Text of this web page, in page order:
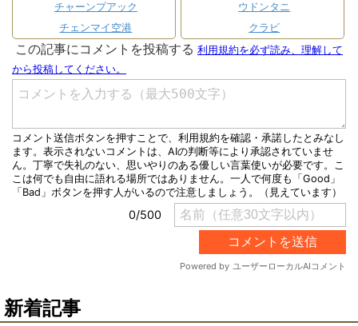
チャーンプアック
チェンマイ空港
ウドンタニ
クラビ
新着記事